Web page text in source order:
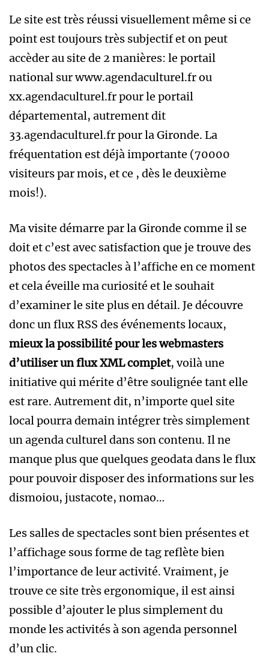
Le site est très réussi visuellement même si ce
point est toujours très subjectif et on peut
accèder au site de 2 manières: le portail
national sur www.agendaculturel.fr ou
xx.agendaculturel.fr pour le portail
départemental, autrement dit
33.agendaculturel.fr pour la Gironde. La
fréquentation est déjà importante (70000
visiteurs par mois, et ce , dès le deuxième
mois!).
Ma visite démarre par la Gironde comme il se
doit et c’est avec satisfaction que je trouve des
photos des spectacles à l’affiche en ce moment
et cela éveille ma curiosité et le souhait
d’examiner le site plus en détail. Je découvre
donc un flux RSS des événements locaux,
mieux la possibilitépour les webmasters
d’utiliser un flux XML complet, voilà une
initiative qui mérite d’être soulignée tant elle
est rare. Autrement dit, n’importe quel site
local pourra demain intégrer très simplement
un agenda culturel dans son contenu. Il ne
manque plus que quelques geodata dans le flux
pour pouvoir disposer des informations sur les
dismoiou, justacote, nomao…
Les salles de spectacles sont bien présentes et
l’affichage sous forme de tag reflète bien
l’importance de leur activité. Vraiment, je
trouve ce site très ergonomique, il est ainsi
possible d’ajouter le plus simplement du
monde les activités à son agenda personnel
d’un clic.